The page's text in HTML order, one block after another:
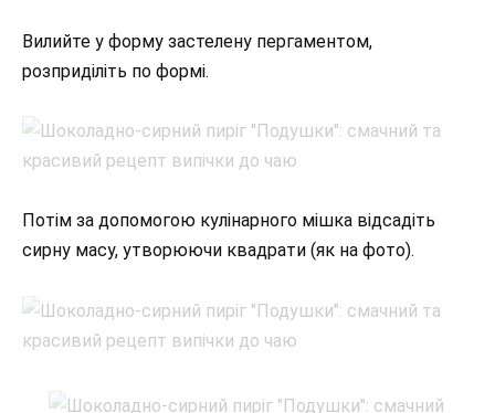
Вилийте у форму застелену пергаментом,
розприділіть по формі.
Потім за допомогою кулінарного мішка відсадіть
сирну масу, утворюючи квадрати (як на фото).